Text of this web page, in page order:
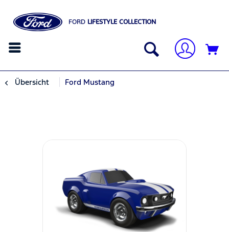
FORD LIFESTYLE COLLECTION
Übersicht Ford Mustang